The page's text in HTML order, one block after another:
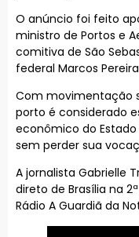
O anúncio foi feito
ministro de Portos e
comitiva de São
federal Marcos
Com movimentação
porto é considerado
econômico do
sem perder sua
A jornalista Gabrielle
direto de Brasília na
Rádio A Guardiã da